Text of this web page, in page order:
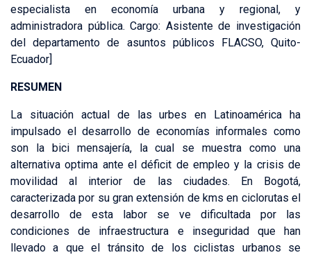
especialista en economía urbana y regional, y
administradora pública. Cargo: Asistente de investigación
del departamento de asuntos públicos FLACSO, Quito-
Ecuador]
RESUMEN
La situación actual de las urbes en Latinoamérica ha
impulsado el desarrollo de economías informales como
son la bici mensajería, la cual se muestra como una
alternativa optima ante el déficit de empleo y la crisis de
movilidad al interior de las ciudades. En Bogotá,
caracterizada por su gran extensión de kms en ciclorutas el
desarrollo de esta labor se ve dificultada por las
condiciones de infraestructura e inseguridad que han
llevado a que el tránsito de los ciclistas urbanos se